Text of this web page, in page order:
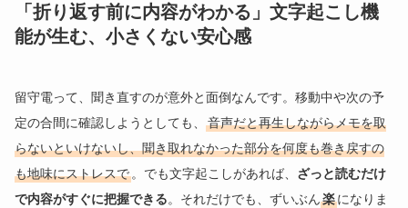
「折り返す前に内容がわかる」文字起こし機
能が生む、小さくない安心感
留守電って、聞き直すのが意外と面倒なんです。移動中や次の予
定の合間に確認しようとしても、音声だと再生しながらメモを取
らないといけないし、聞き取れなかった部分を何度も巻き戻すの
も地味にストレスで。でも文字起こしがあれば、 ざっと読むだけ
で内容がすぐに把握できる。それだけでも、ずいぶん楽になりま